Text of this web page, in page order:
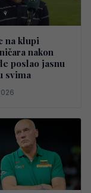
na klupi
nakon
poslao jasnu
svima